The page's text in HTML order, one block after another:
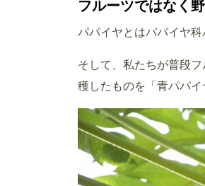
フルーツではなく
パパイヤとはパパイヤ科
そして、私たちが普段
穫したものを「青パパ